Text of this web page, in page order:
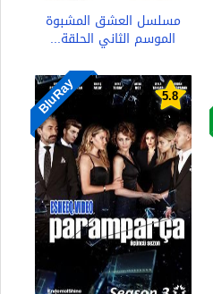
مسلسل العشق المشبوة
الموسم الثاني الحلقة...
5.8
BluRay